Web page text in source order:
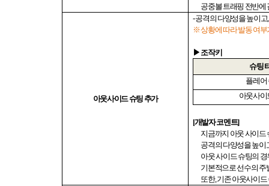
공중볼 트래핑 전반에
아웃사이드 슈팅 추가
-공격의 다양성을 높이고,
※ 상황에 따라 발동 여부
▶ 조작키
슈팅
플레어
아웃사이
[개발자 코멘트]
지금까지 아웃 사이드
공격의 다양성을 높이
아웃 사이드 슈팅의
기본적으로 선수의 주
또한,기존 아웃사이드